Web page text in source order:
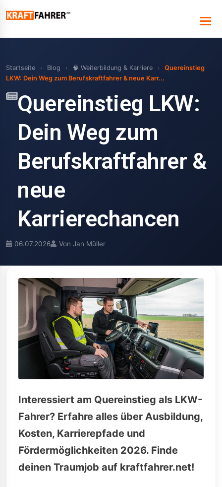
Startseite › Blog › 🧠 Weiterbildung & Karriere ›
Quereinstieg
LKW: Dein Weg zum Berufskraftfahrer & neue Karr...
Quereinstieg LKW:
Dein Weg zum
Berufskraftfahrer &
neue
Karrierechancen
06.07.2026 Von Jan Müller
Interessiert am Quereinstieg als LKW-
Fahrer? Erfahre alles über Ausbildung,
Kosten, Karrierepfade und
Fördermöglichkeiten 2026. Finde
deinen Traumjob auf kraftfahrer.net!